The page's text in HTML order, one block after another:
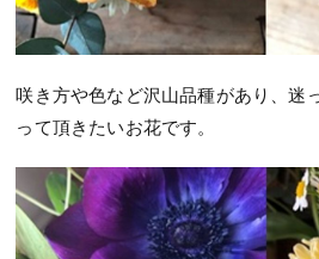
咲き方や色など沢山品種があり、迷
って頂きたいお花です。